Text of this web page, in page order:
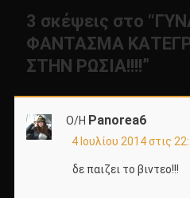
3 σκέψεις στο “
ΦΑΝΤΑΣΜΑ
ΣΤΗΝ ΡΩΣΙΑ!!!!”
Ο/Η Panorea6
4 Ιουλίου 2014 στις
δε παιζει το βιντεο!!!